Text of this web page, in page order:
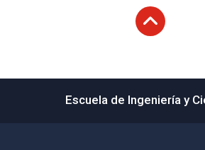
Escuela de Ingeniería y